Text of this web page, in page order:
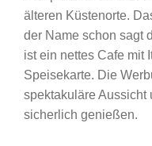
älteren Küstenorte.
der Name schon sagt
ist ein nettes Cafe mit
Speisekarte. Die
spektakuläre Aussicht
sicherlich genießen.